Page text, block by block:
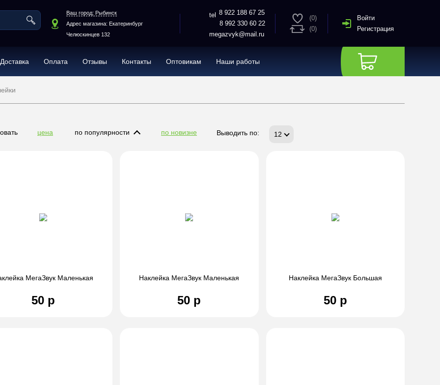
Ваш город: Рыбинск
Адрес магазина: Екатеринбург
Челюскинцев 132
8 922 188 67 25
8 992 330 60 22
megazvyk@mail.ru
(0)
(0)
Войти
Регистрация
Доставка Оплата Отзывы Контакты Оптовикам Наши работы
цена по популярности по новизне Выводить по: 12
МегаЗвук Маленькая
50 р
Наклейка МегаЗвук Маленькая
50 р
Наклейка МегаЗвук Большая
50 р